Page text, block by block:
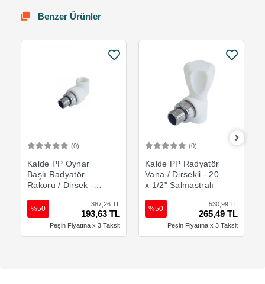
Benzer Ürünler
(0)
Kalde PP Oynar
Başlı Radyatör
Rakoru / Dirsek -
387,26 TL
193,63 TL
%50
Peşin Fiyatına x 3 Taksit
(0)
Kalde PP Radyatör
Vana / Dirsekli - 20
x 1/2" Salmastralı
530,99 TL
265,49 TL
%50
Peşin Fiyatına x 3 Taksit